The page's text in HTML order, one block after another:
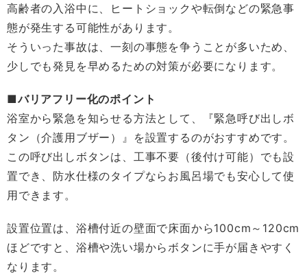
高齢者の入浴中に、ヒートショックや転倒などの緊急事
態が発生する可能性があります。
そういった事故は、一刻の事態を争うことが多いため、
少しでも発見を早めるための対策が必要になります。
■バリアフリー化のポイント
浴室から緊急を知らせる方法として、『緊急呼び出しボ
タン（介護用ブザー）』を設置するのがおすすめです。
この呼び出しボタンは、工事不要（後付け可能）でも設
置でき、防水仕様のタイプならお風呂場でも安心して使
用できます。
設置位置は、浴槽付近の壁面で床面から100cm～120cm
ほどですと、浴槽や洗い場からボタンに手が届きやすく
なります。